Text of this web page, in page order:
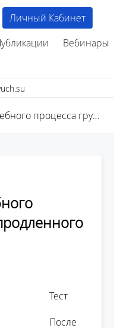
Вебинары
Личный Кабинет
Организация учебного процесса группы продленного дня для педагога-воспитателя